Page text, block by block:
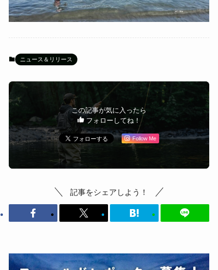
ニュース＆リリース
この記事が気に入ったら
フォローしてね！
Follow Me
記事をシェアしよう！